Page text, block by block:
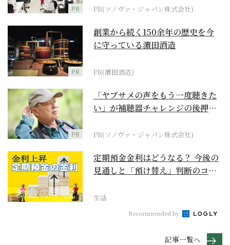
PR PR(ソノヴァ・ジャパン株式会社)
PR
創業から続く150余年の歴史を今
に守っている濵田酒造
PR(濵田酒造)
PR
「ヤブサメの声をもう一度聴きた
い」が補聴器チャレンジの後押し
PR(ソノヴァ・ジャパン株式会社)
定期預金金利はどうなる？ 今後の
見通しと「預け替え」判断のコツ
生活
Recommended by
記事一覧へ